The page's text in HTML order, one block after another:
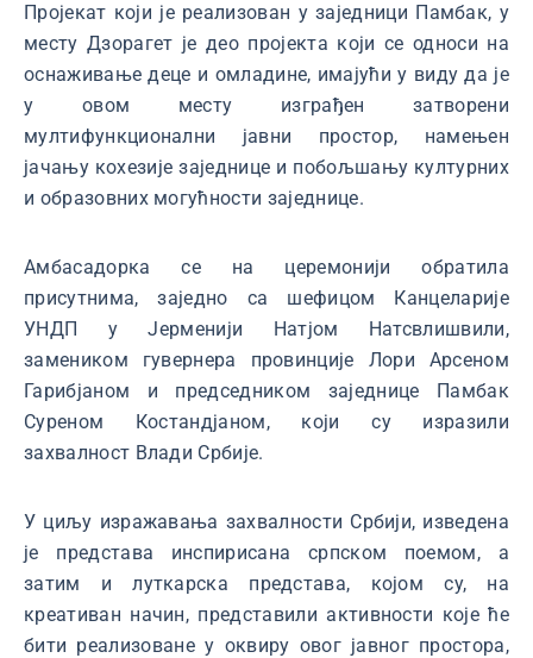
Пројекат који је реализован у заједници Памбак, у
месту Дзорагет је део пројекта који се односи на
оснаживање деце и омладине, имајући у виду да је
у овом месту изграђен затворени
мултифункционални јавни простор, намењен
јачању кохезије заједнице и побољшању културних
и образовних могућности заједнице.
Амбасадорка се на церемонији обратила
присутнима, заједно са шефицом Канцеларије
УНДП у Јерменији Натјом Натсвлишвили,
замеником гувернера провинције Лори Арсеном
Гарибјаном и председником заједнице Памбак
Суреном Костандјаном, који су изразили
захвалност Влади Србије.
У циљу изражавања захвалности Србији, изведена
је представа инспирисана српском поемом, а
затим и луткарска представа, којом су, на
креативан начин, представили активности које ће
бити реализоване у оквиру овог јавног простора,